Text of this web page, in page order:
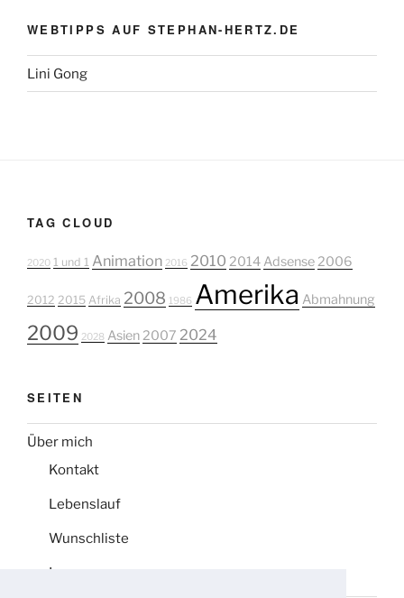
WEBTIPPS AUF STEPHAN-HERTZ.DE
Lini Gong
TAG CLOUD
2020 1 und 1 Animation 2016 2010 2014 Adsense2006
2012 2015 Afrika 2008 1986 Amerika Abmahnung
2009 2028 Asien2007 2024
SEITEN
Über mich
Kontakt
Lebenslauf
Wunschliste
Impressum